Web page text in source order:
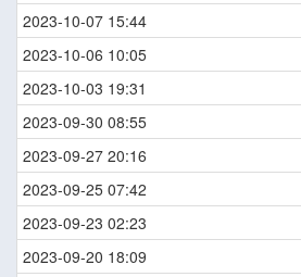
2023-10-07 15:44
2023-10-06 10:05
2023-10-03 19:31
2023-09-30 08:55
2023-09-27 20:16
2023-09-25 07:42
2023-09-23 02:23
2023-09-20 18:09